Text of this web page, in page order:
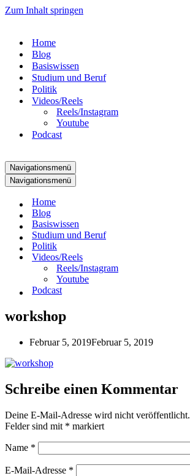
Zum Inhalt springen
Home
Blog
Basiswissen
Studium und Beruf
Politik
Videos/Reels
Reels/Instagram
Youtube
Podcast
Navigationsmenü
Navigationsmenü
Home
Blog
Basiswissen
Studium und Beruf
Politik
Videos/Reels
Reels/Instagram
Youtube
Podcast
workshop
Februar 5, 2019Februar 5, 2019
Schreibe einen Kommentar
Deine E-Mail-Adresse wird nicht veröffentlicht.
Felder sind mit * markiert
Name *
E-Mail-Adresse *